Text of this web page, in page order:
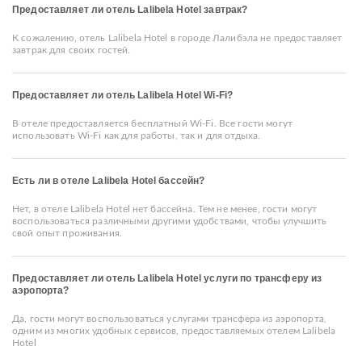
Предоставляет ли отель Lalibela Hotel завтрак?
К сожалению, отель Lalibela Hotel в городе Лалибэла не предоставляет
завтрак для своих гостей.
Предоставляет ли отель Lalibela Hotel Wi-Fi?
В отеле предоставляется бесплатный Wi-Fi. Все гости могут
использовать Wi-Fi как для работы, так и для отдыха.
Есть ли в отеле Lalibela Hotel бассейн?
Нет, в отеле Lalibela Hotel нет бассейна. Тем не менее, гости могут
воспользоваться различными другими удобствами, чтобы улучшить
свой опыт проживания.
Предоставляет ли отель Lalibela Hotel услуги по трансферу из
аэропорта?
Да, гости могут воспользоваться услугами трансфера из аэропорта,
одним из многих удобных сервисов, предоставляемых отелем Lalibela
Hotel